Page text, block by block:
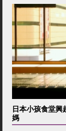
日本小孩食堂
媽